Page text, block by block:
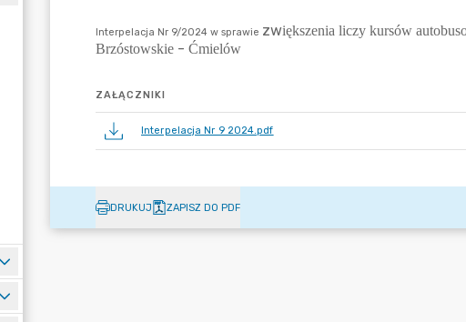
ZAŁĄCZNIKI
Interpelacja Nr 9 2024.pdf
DRUKUJ ZAPISZ DO PDF